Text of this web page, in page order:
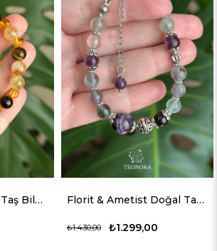
Mide Çakra Doğal Taş Bileklik (Solar Pleksus - Manipura) Florit & Ametist Doğal Taş Bileklik
₺1.299,00
₺1.430,00